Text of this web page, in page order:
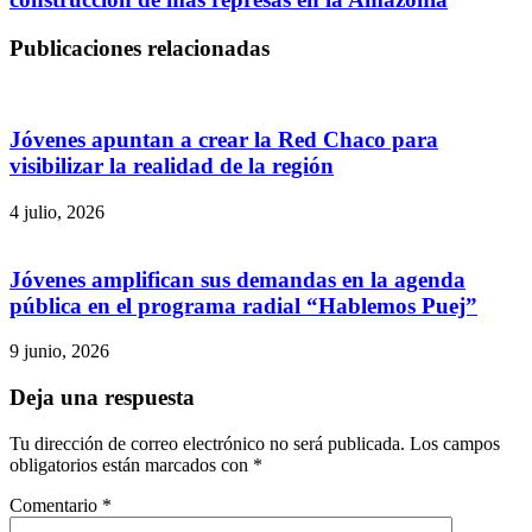
Publicaciones relacionadas
Jóvenes apuntan a crear la Red Chaco para
visibilizar la realidad de la región
4 julio, 2026
Jóvenes amplifican sus demandas en la agenda
pública en el programa radial “Hablemos Puej”
9 junio, 2026
Deja una respuesta
Tu dirección de correo electrónico no será publicada. Los campos
obligatorios están marcados con *
Comentario *